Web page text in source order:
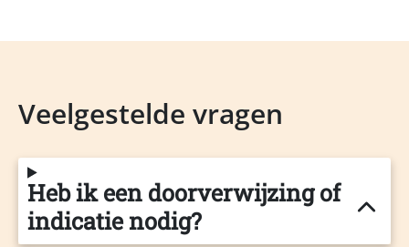
Veelgestelde vragen
Heb ik een doorverwijzing of
indicatie nodig?